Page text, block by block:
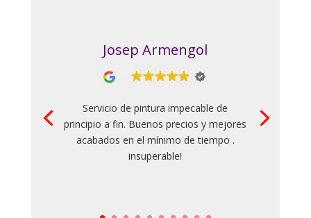
Josep Armengol
Servicio de pintura impecable de
principio a fin. Buenos precios y mejores
acabados en el mínimo de tiempo .
insuperable!